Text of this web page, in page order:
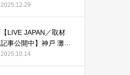
営は八転び八起き～」
発刊！
2025.12.29
【LIVE JAPAN／取材
記事公開中】神戸 灘五
郷酒蔵めぐりを取材執
筆しました。
2025.10.14